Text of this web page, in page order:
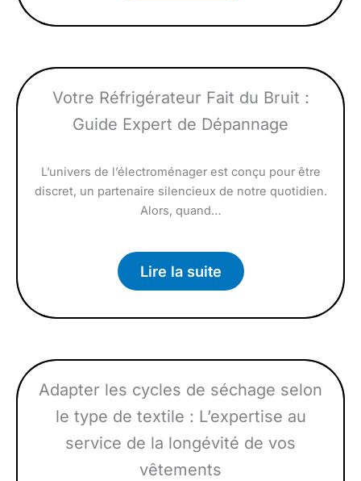
Votre Réfrigérateur Fait du Bruit :
Guide Expert de Dépannage
L’univers de l’électroménager est conçu pour être
discret, un partenaire silencieux de notre quotidien.
Alors, quand…
Lire la suite
Adapter les cycles de séchage selon
le type de textile : L’expertise au
service de la longévité de vos
vêtements